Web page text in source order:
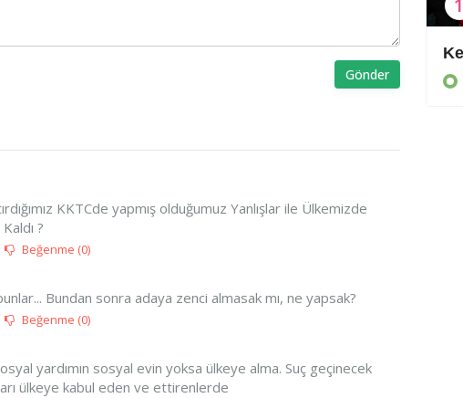
Gönder
KKTCde yapmış olduğumuz Yanlışlar ile Ülkemizde
?
Beğenme (0)
Bundan sonra adaya zenci almasak mı, ne yapsak?
Beğenme (0)
yardımın sosyal evin yoksa ülkeye alma. Suç geçinecek
ülkeye kabul eden ve ettirenlerde
1